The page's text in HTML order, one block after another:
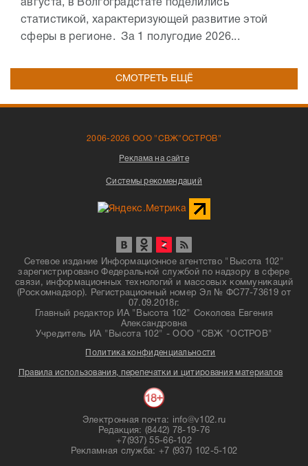
августа, в Волгоградстате поделились
статистикой, характеризующей развитие этой
сферы в регионе. За 1 полугодие 2026...
СМОТРЕТЬ ЕЩЁ
2006-2026 ООО "СВЖ"ОСТРОВ"
Реклама на сайте
Системы рекомендаций
Сетевое издание Информационное агентство "Высота 102"
зарегистрировано Федеральной службой по надзору в сфере
связи, информационных технологий и массовых коммуникаций
(Роскомнадзор). Регистрационный номер Эл № ФС77-73619 от
07.09.2018г.
Главный редактор ИА "Высота 102" Соколова Евгения
Александровна
Учредитель ИА "Высота 102" - ООО "СВЖ "ОСТРОВ"
Политика конфиденциальности
Правила использования, перепечатки и цитирования материалов
Электронная почта: info@v102.ru
Редакция: (8442) 78-19-76
+7(937) 55-66-102
Рекламная служба: +7 (937) 102-5-102